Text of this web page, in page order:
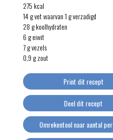
275 kcal
14 g vet waarvan 1 g verzadigd
28 g koolhydraten
6 g eiwit
7 g vezels
0,9 g zout
Print dit recept
Deel dit recept
Omrekentool naar aantal